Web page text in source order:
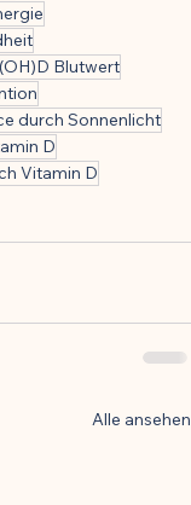
Blutwert
durch Sonnenlicht
D
Vitamin D
Alle ansehen